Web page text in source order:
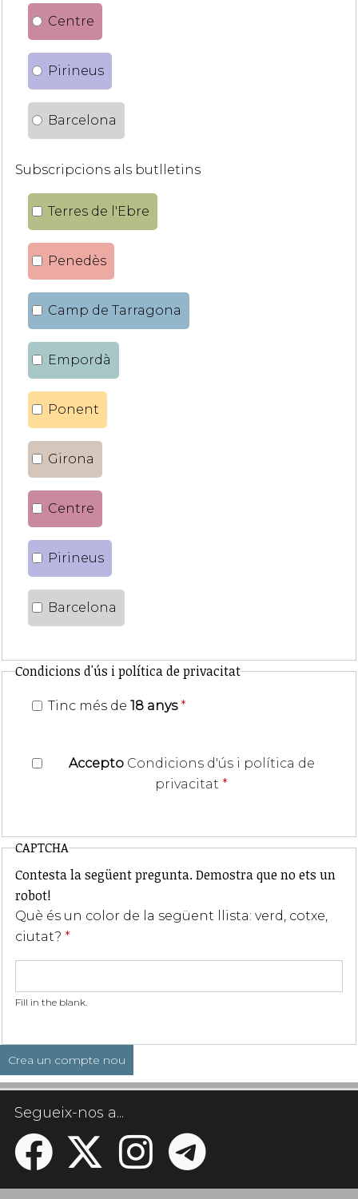
Centre
Pirineus
Barcelona
Subscripcions als butlletins
Terres de l'Ebre
Penedès
Camp de Tarragona
Empordà
Ponent
Girona
Centre
Pirineus
Barcelona
Condicions d'ús i política de privacitat
Tinc més de 18 anys *
Accepto Condicions d'ús i política de
privacitat *
CAPTCHA
Contesta la següent pregunta. Demostra que no ets un
robot!
Què és un color de la següent llista: verd, cotxe,
ciutat? *
Fill in the blank.
Segueix-nos a...